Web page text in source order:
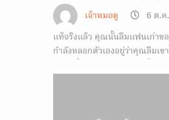
เจ้าหมอดู
6 ต.
แท้จริงแล้ว คุณนั้นลืมแฟนเก่าข
กำลังหลอกตัวเองอยู่ว่าคุณลืมเ